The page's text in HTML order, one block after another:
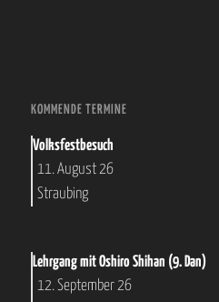
KOMMENDE TERMINE
Volksfestbesuch
11. August 26
Straubing
Lehrgang mit Oshiro Shihan (9. Dan)
12. September 26